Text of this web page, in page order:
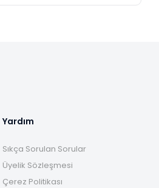
Yardım
Sıkça Sorulan Sorular
Üyelik Sözleşmesi
Çerez Politikası